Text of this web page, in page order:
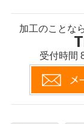
加工のことな
受付時間